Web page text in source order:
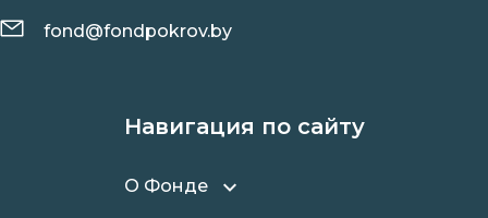
fond@fondpokrov.by
Навигация по сайту
О Фонде